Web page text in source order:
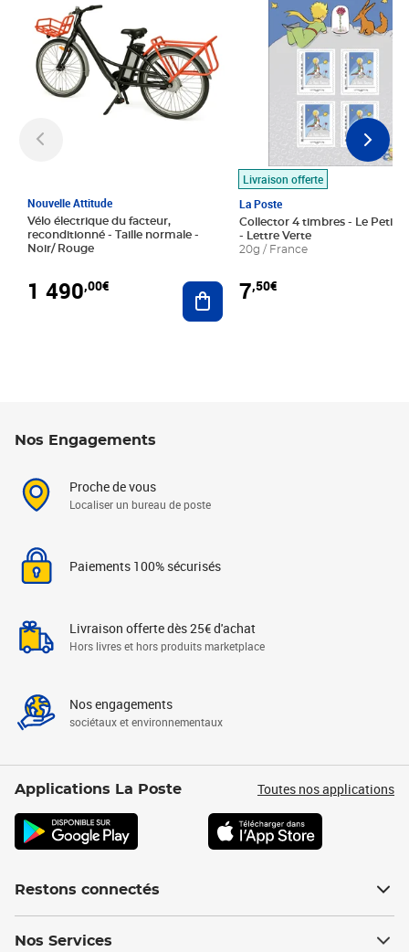
Nouvelle Attitude
Vélo électrique du facteur,
reconditionné - Taille normale -
Noir/ Rouge
1 490,00€ Ajouter au panier
Livraison offerte
La Poste
Collector 4 timbres - Le Petit
- Lettre Verte
20g / France
7,50€
Nos Engagements
Proche de vous
Localiser un bureau de poste
Paiements 100% sécurisés
Livraison offerte dès 25€ d'achat
Hors livres et hors produits marketplace
Nos engagements
sociétaux et environnementaux
Applications La Poste Toutes nos applications
Restons connectés
Nos Services